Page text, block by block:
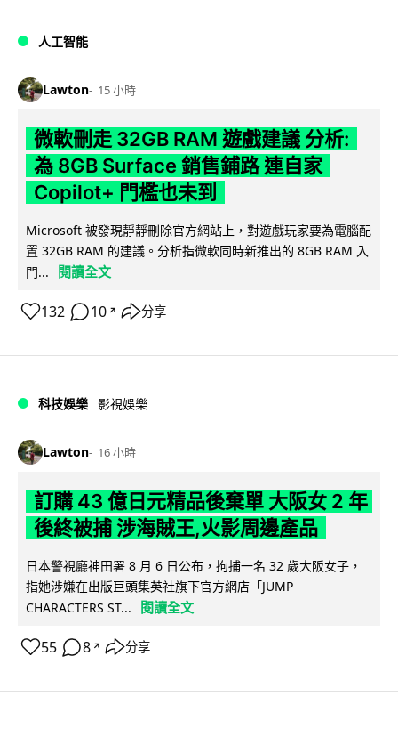
人工智能
Lawton 15 小時
微軟刪走 32GB RAM 遊戲建議 分析:
為 8GB Surface 銷售鋪路 連自家
Copilot+ 門檻也未到
Microsoft 被發現靜靜刪除官方網站上，對遊戲玩家要為電腦配
置 32GB RAM 的建議。分析指微軟同時新推出的 8GB RAM 入
門...
閱讀全文
132 10 ↗ 分享
科技娛樂 影視娛樂
Lawton 16 小時
訂購 43 億日元精品後棄單 大阪女 2 年
後終被捕 涉海賊王,火影周邊產品
日本警視廳神田署 8 月 6 日公布，拘捕一名 32 歲大阪女子，
指她涉嫌在出版巨頭集英社旗下官方網店「JUMP
CHARACTERS ST...
閱讀全文
55 8 ↗ 分享